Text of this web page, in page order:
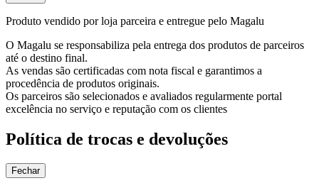
Produto vendido por loja parceira e entregue pelo Magalu
O Magalu se responsabiliza pela entrega dos produtos de parceiros
até o destino final.
As vendas são certificadas com nota fiscal e garantimos a
procedência de produtos originais.
Os parceiros são selecionados e avaliados regularmente portal
excelência no serviço e reputação com os clientes
Política de trocas e devoluções
Fechar